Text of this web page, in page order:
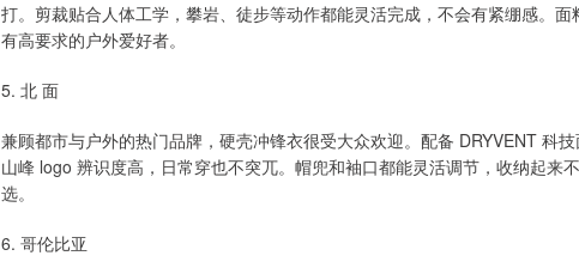
打。剪裁贴合人体工学，攀岩、徒步等动作都能灵活完成，不会有紧绷感。
有高要求的户外爱好者。
5. 北 面
兼顾都市与户外的热门品牌，硬壳冲锋衣很受大众欢迎。配备 DRYVENT 科
山峰 logo 辨识度高，日常穿也不突兀。帽兜和袖口都能灵活调节，收纳起来
选。
6. 哥伦比亚